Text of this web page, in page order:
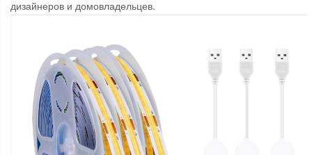
дизайнеров и домовладельцев.